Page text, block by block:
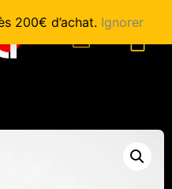
200€ d’achat. Ignorer